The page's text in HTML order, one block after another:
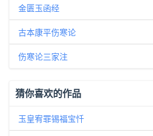
金匮玉函经
古本康平伤寒论
伤寒论三家注
猜你喜欢的作品
玉皇宥罪锡福宝忏